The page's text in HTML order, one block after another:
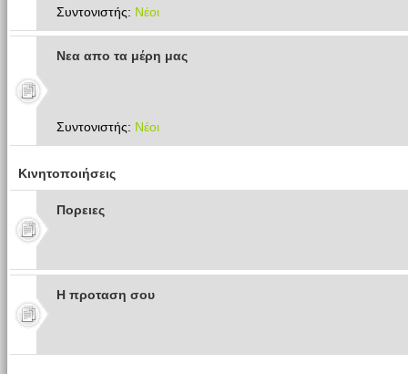
Συντονιστής: Νέοι
Νεα απο τα μέρη μας
Συντονιστής: Νέοι
Κινητοποιήσεις
Πoρειες
Η προταση σου